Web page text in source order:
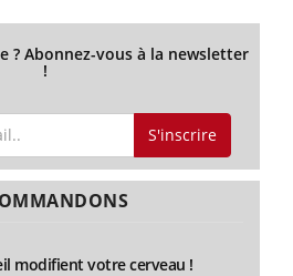
? Abonnez-vous à la newsletter
!
S'inscrire
modifient votre cerveau !